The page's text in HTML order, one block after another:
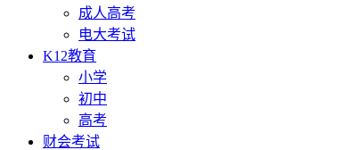
成人高考
电大考试
K12教育
小学
初中
高考
财会考试